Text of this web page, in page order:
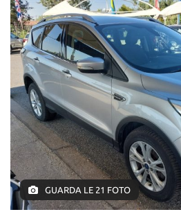
GUARDA LE 21 FOTO